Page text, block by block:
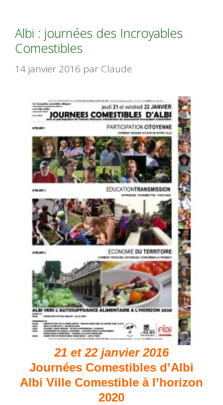
Albi : journées des Incroyables
Comestibles
14 janvier 2016 par Claude
21 et 22 janvier 2016
Journées Comestibles d’Albi
Albi Ville Comestible à l’horizon
2020